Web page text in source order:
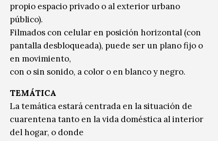
propio espacio privado o al exterior urbano
público).
Filmados con celular en posición horizontal (con
pantalla desbloqueada), puede ser un plano fijo o
en movimiento,
con o sin sonido, a color o en blanco y negro.
TEMÁTICA
La temática estará centrada en la situación de
cuarentena tanto en la vida doméstica al interior
del hogar, o donde